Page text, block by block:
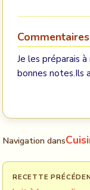
Je les préparais
bonnes notes.Ils
Navigation dans
RECETTE